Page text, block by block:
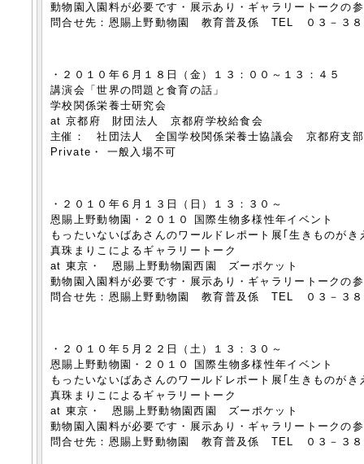
動物園入園料が必要です・展示あり・ギャラリートークの
問合せ先：恩賜上野動物園 教育普及係 TEL ０３－３８
・２０１０年６月１８日（金）１３：００～１３：４５
講演会「世界の問題と食育の話」
学校関係栄養士研究会
at 京都府 財団法人 京都府学校給食会
主催： 社団法人 全国学校関係栄養士協議会 京都府支部
Private・ 一般入場不可
・２０１０年６月１３日（日）１３：３０～
恩賜上野動物園・２０１０ 国際生物多様性年イベント
もったいないばあさんのワールドレポート展｢生きものがき
真珠まりこによるギャラリートーク
at 東京・ 恩賜上野動物園西園 ズーポケット
動物園入園料が必要です・展示あり・ギャラリートークの
問合せ先：恩賜上野動物園 教育普及係 TEL ０３－３８
・２０１０年５月２２日（土）１３：３０～
恩賜上野動物園・２０１０ 国際生物多様性年イベント
もったいないばあさんのワールドレポート展｢生きものがき
真珠まりこによるギャラリートーク
at 東京・ 恩賜上野動物園西園 ズーポケット
動物園入園料が必要です・展示あり・ギャラリートークの
問合せ先：恩賜上野動物園 教育普及係 TEL ０３－３８